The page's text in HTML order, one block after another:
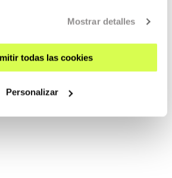
Mostrar detalles
todas las cookies
Personalizar